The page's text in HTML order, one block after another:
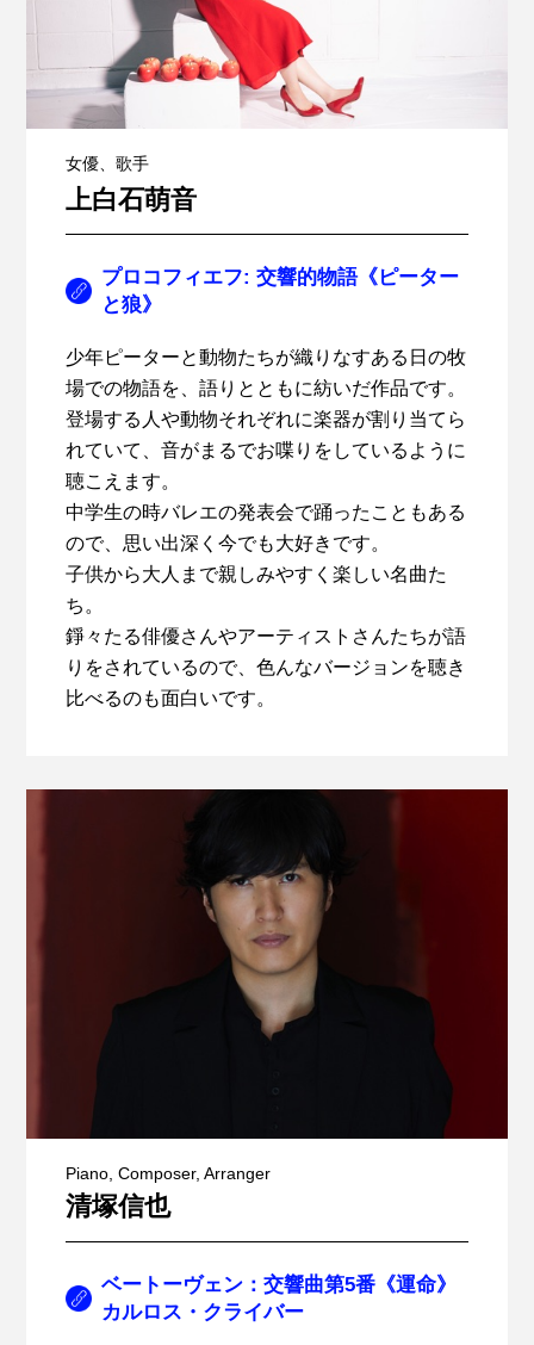
女優、歌手
上白石萌音
プロコフィエフ: 交響的物語《ピーター
と狼》
少年ピーターと動物たちが織りなすある日の牧
場での物語を、語りとともに紡いだ作品です。
登場する人や動物それぞれに楽器が割り当てら
れていて、音がまるでお喋りをしているように
聴こえます。
中学生の時バレエの発表会で踊ったこともある
ので、思い出深く今でも大好きです。
子供から大人まで親しみやすく楽しい名曲た
ち。
錚々たる俳優さんやアーティストさんたちが語
りをされているので、色んなバージョンを聴き
比べるのも面白いです。
Piano, Composer, Arranger
清塚信也
ベートーヴェン：交響曲第5番《運命》
カルロス・クライバー